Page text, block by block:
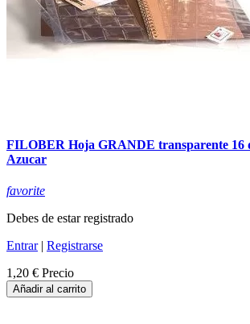
FILOBER Hoja GRANDE transparente 16
Azucar
favorite
Debes de estar registrado
Entrar| Registrarse
1,20 € Precio
Añadir al carrito